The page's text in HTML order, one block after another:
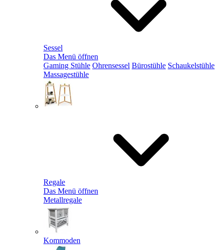
Sessel
Das Menü öffnen
Gaming Stühle Ohrensessel Bürostühle Schaukelstühle
Massagestühle
Regale
Das Menü öffnen
Metallregale
Kommoden